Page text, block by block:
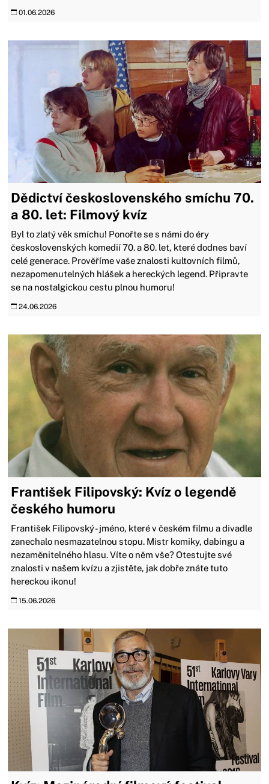
01.06.2026
Dědictví československého smíchu 70.
a 80. let: Filmový kvíz
Byl to zlatý věk smíchu! Ponořte se s námi do éry
československých komedií 70. a 80. let, které dodnes baví
celé generace. Prověříme vaše znalosti kultovních filmů,
nezapomenutelných hlášek a hereckých legend. Připravte
se na nostalgickou cestu plnou humoru!
24.06.2026
František Filipovský: Kvíz o legendě
českého humoru
František Filipovský - jméno, které v českém filmu a divadle
zanechalo nesmazatelnou stopu. Mistr komiky, dabingu a
nezaměnitelného hlasu. Víte o něm vše? Otestujte své
znalosti v našem kvízu a zjistěte, jak dobře znáte tuto
hereckou ikonu!
15.06.2026